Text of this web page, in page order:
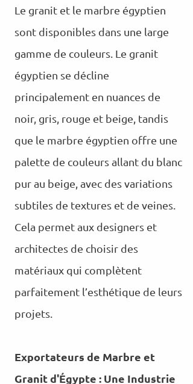
Le granit et le marbre égyptien
sont disponibles dans une large
gamme de couleurs. Le granit
égyptien se décline
principalement en nuances de
noir, gris, rouge et beige, tandis
que le marbre égyptien offre une
palette de couleurs allant du blanc
pur au beige, avec des variations
subtiles de textures et de veines.
Cela permet aux designers et
architectes de choisir des
matériaux qui complètent
parfaitement l’esthétique de leurs
projets.
Exportateurs de Marbre et
Granit d'Égypte : Une Industrie